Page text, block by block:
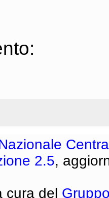
2.5,
cura del